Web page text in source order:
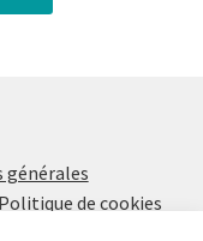
générales
Politique de cookies